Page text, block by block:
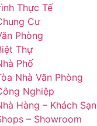
Thực Tế
Cư
Phòng
Thự
Phố
Nhà Văn Phòng
Nghiệp
Hàng – Khách Sạn
– Showroom